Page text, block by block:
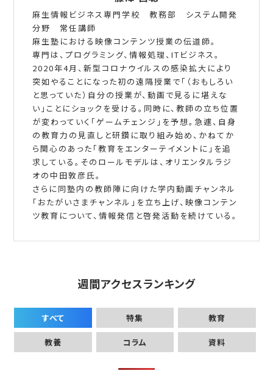
麻生情報ビジネス専門学校 教務部 システム開発
分野 常任講師
麻生塾における映像コンテンツ授業の伝道師。
専門は、プログラミング、情報処理、ITビジネス。
2020年4月、新型コロナウイルスの感染拡大により
突如やることになった初の遠隔授業で「（おもしろい
と思っていた）自分の授業が、動画で見るに堪えな
い」ことにショックを受ける。同時に、教師の立ち位置
が変わっていく「ゲームチェンジ」を予想。急遽、自身
の教育力の見直しと研鑽に取り組み始め、かねてか
ら関心のあった「教育をエンターテイメントに」を追
求している。そのロールモデルは、オリエンタルラジ
オの中田敦彦氏。
さらに同塾内の教師陣に向けた学内動画チャンネル
「おたがいさまチャンネル」を立ち上げ、映像コンテン
ツ教育について、情報発信と啓発活動を続けている。
週間アクセスランキング
すべて 特集 教育
教養 コラム 資料